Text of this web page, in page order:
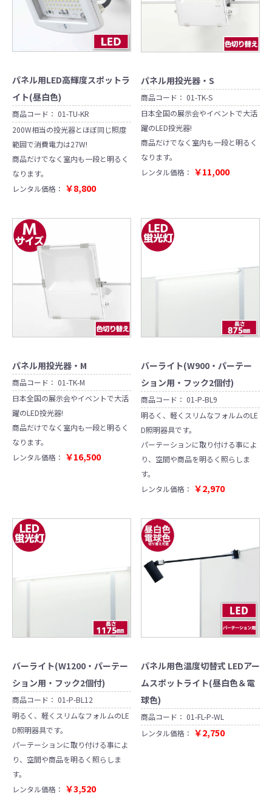
パネル用LED高輝度スポットラ
イト(昼白色)
商品コード： 01-TU-KR
200W相当の投光器とほぼ同じ照度
範囲で消費電力は27W!
商品だけでなく室内も一段と明るく
なります。
レンタル価格： ￥8,800
パネル用投光器・S
商品コード： 01-TK-S
日本全国の展示会やイベントで大活
躍のLED投光器!
商品だけでなく室内も一段と明るく
なります。
レンタル価格： ￥11,000
パネル用投光器・M
商品コード： 01-TK-M
日本全国の展示会やイベントで大活
躍のLED投光器!
商品だけでなく室内も一段と明るく
なります。
レンタル価格： ￥16,500
バーライト(W900・パーテー
ション用・フック2個付)
商品コード： 01-P-BL9
明るく、軽くスリムなフォルムのLE
D照明器具です。
パーテーションに取り付ける事によ
り、空間や商品を明るく照らしま
す。
レンタル価格： ￥2,970
バーライト(W1200・パーテー
ション用・フック2個付)
商品コード： 01-P-BL12
明るく、軽くスリムなフォルムのLE
D照明器具です。
パーテーションに取り付ける事によ
り、空間や商品を明るく照らしま
す。
レンタル価格： ￥3,520
パネル用色温度切替式 LEDアー
ムスポットライト(昼白色＆電
球色)
商品コード： 01-FL-P-WL
レンタル価格： ￥2,750